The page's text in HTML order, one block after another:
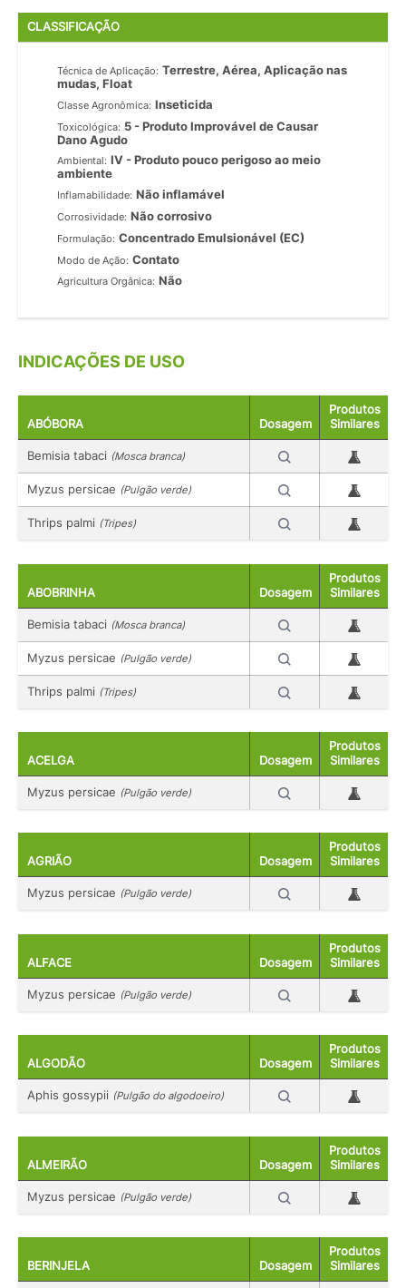
CLASSIFICAÇÃO
Técnica de Aplicação: Terrestre, Aérea, Aplicação nas
mudas, Float
Classe Agronômica: Inseticida
Toxicológica: 5 - Produto Improvável de Causar
Dano Agudo
Ambiental: IV - Produto pouco perigoso ao meio
ambiente
Inflamabilidade: Não inflamável
Corrosividade: Não corrosivo
Formulação: Concentrado Emulsionável (EC)
Modo de Ação: Contato
Agricultura Orgânica: Não
INDICAÇÕES DE USO
ABÓBORA Dosagem
Produtos
Similares
Bemisia tabaci (Mosca branca)
Myzus persicae (Pulgão verde)
Thrips palmi (Tripes)
ABOBRINHA Dosagem
Produtos
Similares
Bemisia tabaci (Mosca branca)
Myzus persicae (Pulgão verde)
Thrips palmi (Tripes)
ACELGA Dosagem
Produtos
Similares
Myzus persicae (Pulgão verde)
AGRIÃO Dosagem
Produtos
Similares
Myzus persicae (Pulgão verde)
ALFACE Dosagem
Produtos
Similares
Myzus persicae (Pulgão verde)
ALGODÃO Dosagem
Produtos
Similares
Aphis gossypii (Pulgão do algodoeiro)
ALMEIRÃO Dosagem
Produtos
Similares
Myzus persicae (Pulgão verde)
BERINJELA Dosagem
Produtos
Similares